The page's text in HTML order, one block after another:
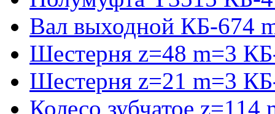
Вал выходной КБ-674
Шестерня z=48 m=3
Шестерня z=21 m=3
Колесо зубчатое